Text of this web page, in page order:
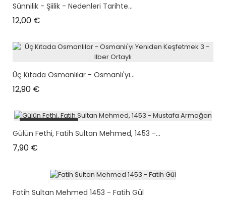
Sünnilik - Şiilik - Nedenleri Tarihte...
12,00 €
Üç Kıtada Osmanlılar - Osmanlı'yı...
12,90 €
plus en stock
Gülün Fethi, Fatih Sultan Mehmed, 1453 -...
7,90 €
Fatih Sultan Mehmed 1453 - Fatih Gül